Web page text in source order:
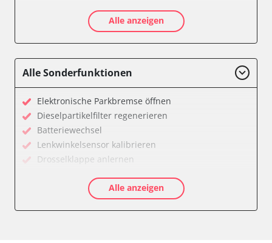
Einparkhilfe Lenkhilfe
Klimaanlage
Lenkradelektronik
Lenkradwinkel-Sensor
Leuchtweitenregulierung (LWR)
Medienplayer 3
Motorsteuerung (EMS)
Navigationssystem
Servolenkung
Alle anzeigen
Alle Sonderfunktionen
Elektronische Parkbremse öffnen
Dieselpartikelfilter regenerieren
Batteriewechsel
Lenkwinkelsensor kalibrieren
Drosselklappe anlernen
Luftmassenmesser anlernen
Kraftstofftank entleeren
Alle anzeigen